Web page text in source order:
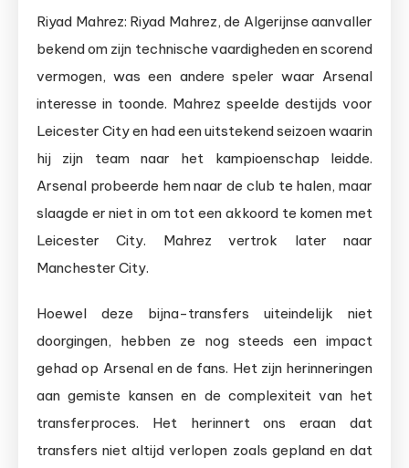
Riyad Mahrez: Riyad Mahrez, de Algerijnse aanvaller
bekend om zijn technische vaardigheden en scorend
vermogen, was een andere speler waar Arsenal
interesse in toonde. Mahrez speelde destijds voor
Leicester City en had een uitstekend seizoen waarin
hij zijn team naar het kampioenschap leidde.
Arsenal probeerde hem naar de club te halen, maar
slaagde er niet in om tot een akkoord te komen met
Leicester City. Mahrez vertrok later naar
Manchester City.
Hoewel deze bijna-transfers uiteindelijk niet
doorgingen, hebben ze nog steeds een impact
gehad op Arsenal en de fans. Het zijn herinneringen
aan gemiste kansen en de complexiteit van het
transferproces. Het herinnert ons eraan dat
transfers niet altijd verlopen zoals gepland en dat